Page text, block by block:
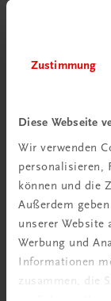
Zustimmung
Diese Webseite
Wir verwenden
personalisieren,
können und die
Außerdem
unserer Website
Werbung und
Informationen
zusammen, die